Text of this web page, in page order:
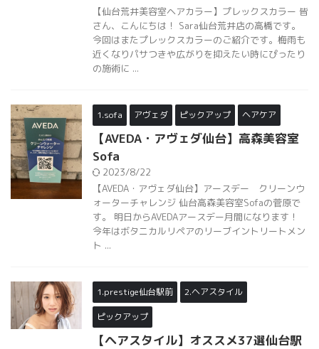
【仙台荒井美容室ヘアカラー】プレックスカラー 皆
さん、こんにちは！ Sara仙台荒井店の高橋です。
今回はまたプレックスカラーのご紹介です。梅雨も
近くなりパサつきや広がりを抑えたい時にぴったり
の施術に ...
1.sofa アヴェダ ピックアップ ヘアケア
【AVEDA・アヴェダ仙台】高森美容室
Sofa
2023/8/22
【AVEDA・アヴェダ仙台】アースデー クリーンウ
ォーターチャレンジ 仙台高森美容室Sofaの菅原で
す。 明日からAVEDAアースデー月間になります！
今年はボタニカルリペアのリーブイントリートメン
ト ...
1.prestige仙台駅前 2.ヘアスタイル
ピックアップ
【ヘアスタイル】オススメ37選仙台駅